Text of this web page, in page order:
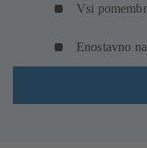
Vsi
Enostavno